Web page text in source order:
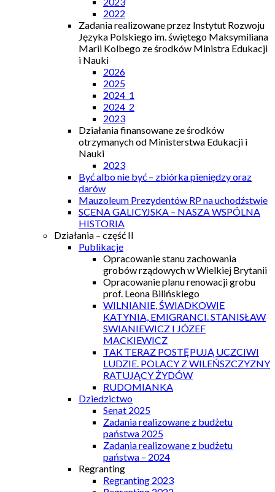
2022
Zadania realizowane przez Instytut Rozwoju
Języka Polskiego im. świętego Maksymiliana
Marii Kolbego ze środków Ministra Edukacji
i Nauki
2026
2025
2024_1
2024_2
2023
Działania finansowane ze środków
otrzymanych od Ministerstwa Edukacji i
Nauki
2023
Być albo nie być – zbiórka pieniędzy oraz
darów
Mauzoleum Prezydentów RP na uchodźstwie
SCENA GALICYJSKA – NASZA WSPÓLNA
HISTORIA
Działania – część II
Publikacje
Opracowanie stanu zachowania
grobów rządowych w Wielkiej Brytanii
Opracowanie planu renowacji grobu
prof. Leona Bilińskiego
WILNIANIE, ŚWIADKOWIE
KATYNIA, EMIGRANCI. STANISŁAW
SWIANIEWICZ I JÓZEF
MACKIEWICZ
TAK TERAZ POSTĘPUJĄ UCZCIWI
LUDZIE. POLACY Z WILEŃSZCZYZNY
RATUJĄCY ŻYDÓW
RUDOMIANKA
Dziedzictwo
Senat 2025
Zadania realizowane z budżetu
państwa 2025
Zadania realizowane z budżetu
państwa – 2024
Regranting
Regranting 2023